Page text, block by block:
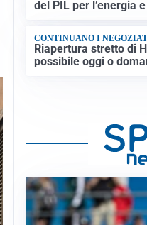
del PIL per l’energia
CONTINUANO I
Riapertura stretto di
possibile oggi o